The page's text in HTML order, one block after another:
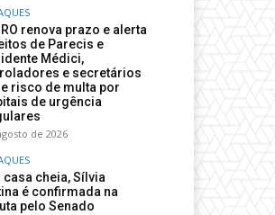
RO renova prazo e alerta
de Parecis e
Médici,
e secretários
risco de multa por
de urgência
de 2026
casa cheia, Sílvia
é confirmada na
pelo Senado